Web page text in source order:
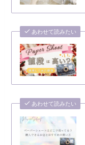
あわせて読みたい
あわせて読みたい